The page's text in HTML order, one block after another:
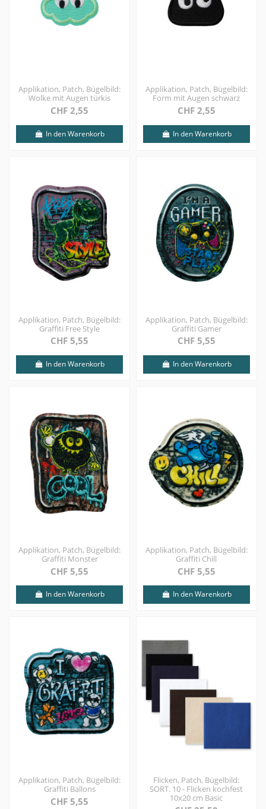
Applikation, Patch, Bügelbild:
Wolke mit Augen türkis
CHF 2,55
In den Warenkorb
Applikation, Patch, Bügelbild:
Form mit Augen schwarz
CHF 2,55
In den Warenkorb
Applikation, Patch, Bügelbild:
Graffiti Free Style
CHF 5,55
In den Warenkorb
Applikation, Patch, Bügelbild:
Graffiti Gamer
CHF 5,55
In den Warenkorb
Applikation, Patch, Bügelbild:
Graffiti Monster
CHF 5,55
In den Warenkorb
Applikation, Patch, Bügelbild:
Graffiti Chill
CHF 5,55
In den Warenkorb
Applikation, Patch, Bügelbild:
Graffiti Ballons
CHF 5,55
Flicken, Patch, Bügelbild:
SORT. 10 - Flicken kochfest
10x20 cm Basic